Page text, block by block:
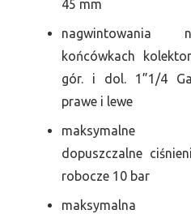
45 mm
nagwintowania
końcówkach
gór. i dol. 1”1/4
prawe i lewe
maksymalne
dopuszczalne
robocze 10 bar
maksymalna